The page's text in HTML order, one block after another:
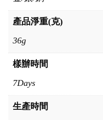
產品淨重(克)
36g
樣辦時間
7Days
生產時間